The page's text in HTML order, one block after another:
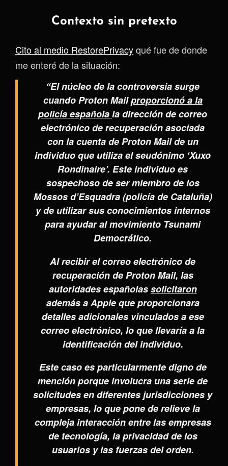
Contexto sin pretexto
Cito al medio RestorePrivacyqué fue de donde
me enteré de la situación:
“El núcleo de la controversia surge
cuando Proton Mailproporcionó a la
policía españolala dirección de correo
electrónico de recuperación asociada
con la cuenta de Proton Mail de un
individuo que utiliza el seudónimo ‘Xuxo
Rondinaire’. Este individuo es
sospechoso de ser miembro de los
Mossos d’Esquadra (policía de Cataluña)
y de utilizar sus conocimientos internos
para ayudar al movimiento Tsunami
Democrático.
Al recibir el correo electrónico de
recuperación de Proton Mail, las
autoridades españolassolicitaron
además a Appleque proporcionara
detalles adicionales vinculados a ese
correo electrónico, lo que llevaría a la
identificación del individuo.
Este caso es particularmente digno de
mención porque involucra una serie de
solicitudes en diferentes jurisdicciones y
empresas, lo que pone de relieve la
compleja interacción entre las empresas
de tecnología, la privacidad de los
usuarios y las fuerzas del orden.